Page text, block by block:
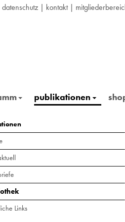
datenschutz | kontakt|
publikationen
Links